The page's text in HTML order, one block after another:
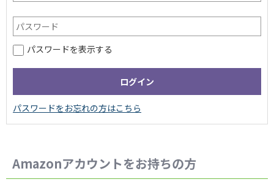
パスワードを表示する
Amazonアカウントをお持ちの方